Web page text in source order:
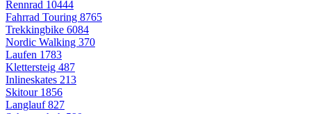
Rennrad 10444
Fahrrad Touring 8765
Trekkingbike 6084
Nordic Walking 370
Laufen 1783
Klettersteig 487
Inlineskates 213
Skitour 1856
Langlauf827